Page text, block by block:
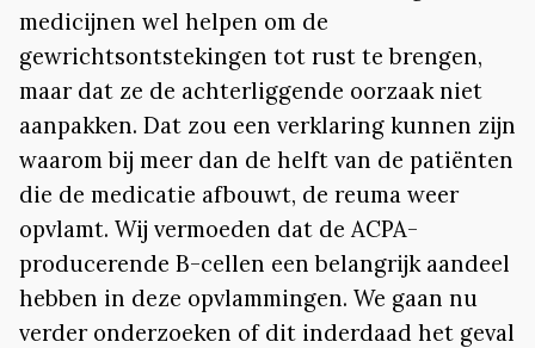
medicijnen wel helpen om de
gewrichtsontstekingen tot rust te brengen,
maar dat ze de achterliggende oorzaak niet
aanpakken. Dat zou een verklaring kunnen zijn
waarom bij meer dan de helft van de patiënten
die de medicatie afbouwt, de reuma weer
opvlamt. Wij vermoeden dat de ACPA-
producerende B-cellen een belangrijk aandeel
hebben in deze opvlammingen. We gaan nu
verder onderzoeken of dit inderdaad het geval